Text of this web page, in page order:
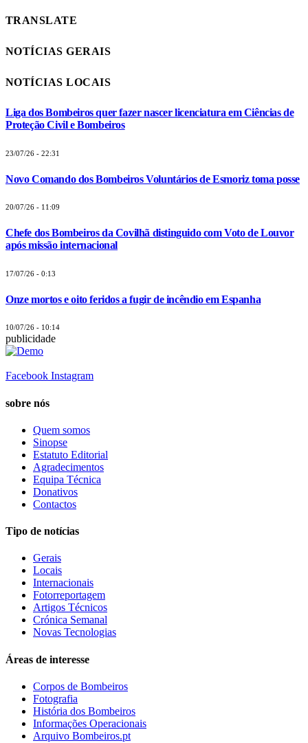
TRANSLATE
NOTÍCIAS GERAIS
NOTÍCIAS LOCAIS
Liga dos Bombeiros quer fazer nascer licenciatura em Ciências de
Proteção Civil e Bombeiros
23/07/26 - 22:31
Novo Comando dos Bombeiros Voluntários de Esmoriz toma posse
20/07/26 - 11:09
Chefe dos Bombeiros da Covilhã distinguido com Voto de Louvor
após missão internacional
17/07/26 - 0:13
Onze mortos e oito feridos a fugir de incêndio em Espanha
10/07/26 - 10:14
publicidade
Facebook Instagram
sobre nós
Quem somos
Sinopse
Estatuto Editorial
Agradecimentos
Equipa Técnica
Donativos
Contactos
Tipo de notícias
Gerais
Locais
Internacionais
Fotorreportagem
Artigos Técnicos
Crónica Semanal
Novas Tecnologias
Áreas de interesse
Corpos de Bombeiros
Fotografia
História dos Bombeiros
Informações Operacionais
Arquivo Bombeiros.pt